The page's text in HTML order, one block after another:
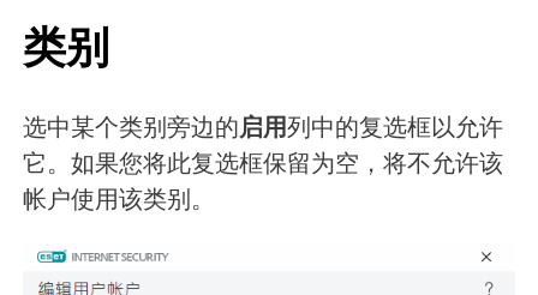
类别
选中某个类别旁边的启用列中的复选框以允许
它。如果您将此复选框保留为空，将不允许该
帐户使用该类别。